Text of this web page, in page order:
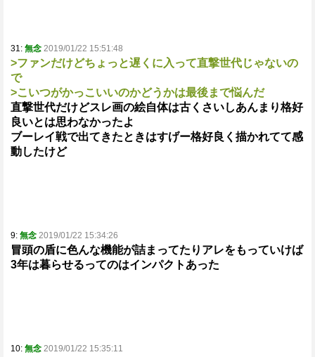
31: 無念 2019/01/22 15:51:48
>ファンだけどちょっと遅くに入って直撃世代じゃないの
で
>こいつがかっこいいのかどうかは最後まで悩んだ
直撃世代だけどスレ画の絵自体は古くさいしあんまり格好
良いとは思わなかったよ
ブーレイ戦で出てきたときはすげー格好良く描かれてて感
動したけど
9: 無念 2019/01/22 15:34:26
冒頭の盾に色んな機能が詰まってたりアレをもっていけば
3年は暮らせるってのはインパクトあった
10: 無念 2019/01/22 15:35:11